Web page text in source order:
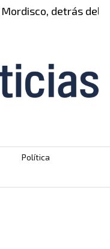
detrás del
Política